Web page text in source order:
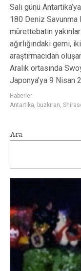
Salı günü
180 Deniz Savunma
mürettebatın
ağırlığındaki gemi,
araştırmacıdan
Aralık ortasında
Japonya’ya 9 Nisan
Haberler
Antartika, buzkıran,
Ara